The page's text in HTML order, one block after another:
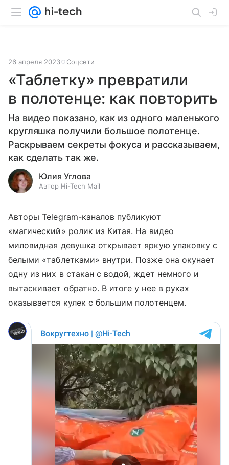
26 апреля 2023 Соцсети
«Таблетку» превратили
в полотенце: как повторить
На видео показано, как из одного маленького
кругляшка получили большое полотенце.
Раскрываем секреты фокуса и рассказываем,
как сделать так же.
Юлия Углова
Автор Hi-Tech Mail
Авторы Telegram-каналов публикуют
«магический» ролик из Китая. На видео
миловидная девушка открывает яркую упаковку с
белыми «таблетками» внутри. Позже она окунает
одну из них в стакан с водой, ждет немного и
вытаскивает обратно. В итоге у нее в руках
оказывается кулек с большим полотенцем.